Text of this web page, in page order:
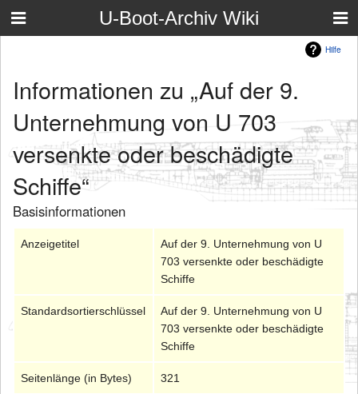
U-Boot-Archiv Wiki
Hilfe
Informationen zu „Auf der 9.
Unternehmung von U 703
versenkte oder beschädigte
Schiffe“
Basisinformationen
Anzeigetitel
Auf der 9. Unternehmung von U
703 versenkte oder beschädigte
Schiffe
Standardsortierschlüssel
Auf der 9. Unternehmung von U
703 versenkte oder beschädigte
Schiffe
Seitenlänge (in Bytes) 321